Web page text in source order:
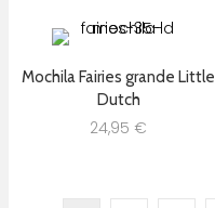
Mochila Fairies grande Little
Dutch
24,95 €